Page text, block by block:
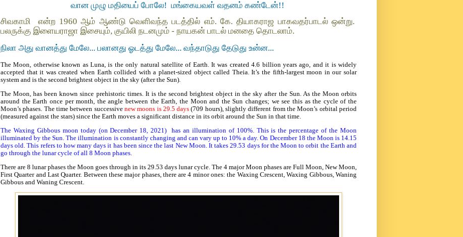
வான முழு மதியைப் போலே! மங்கையவள் வதனம் கண்டேன்!!
சிவகாமி என்ற 1960 ஆம் ஆண்டு வெளிவந்த படத்தில் எம். கே. தியாகராஜ பாகவதர்பாடல் ஒன்று.
பலருக்கு இளையராஜா இசையும், குயிலி நடனமும் - நாயகன் பாடல் மனதை தொடலாம்.
நிலா அது வானத்து மேலே... பலானது ஓடத்து மேலே... வந்தாடுது தேடுது உன்ன...
The Moon, otherwise known as Luna, is the only natural satellite of Earth. It was created 4.6 billion years ago, and it is widely
accepted that it was created when Earth collided with a planet-sized object called Theia. It’s the fifth-largest moon in our solar
system and is the second brightest object in the sky (after the Sun).
The Moon, has been known since prehistoric times. It is the second brightest object in the sky after the Sun. As the Moon orbits
around the Earth once per month, the angle between the Earth, the Moon and the Sun changes; we see this as the cycle of the
Moon’s phases. The time between successive new moons is 29.5 days (709 hours), slightly different from the Moon’s orbital period
(measured against the stars) since the Earth moves a significant distance in its orbit around the Sun in that time.
The Waxing Gibbous moon today (on December 18, 2021) has an illumination of 100%. This is the percentage of the Moon
illuminated by the Sun. The illumination is constantly changing and can vary up to 10% a day. On December 18 the Moon is 14.15
days old. This refers to how many days it has been since the last New Moon. It takes 29.53 days for the Moon to orbit the Earth and
go through the lunar cycle of all 8 Moon phases.
There are 8 lunar phases the Moon goes through in its 29.53 days lunar cycle. The 4 major Moon phases are Full Moon, New Moon,
First Quarter and Last Quarter. Between these major phases, there are 4 minor ones: the Waxing Crescent, Waxing Gibbous, Waning
Gibbous and Waning Crescent.